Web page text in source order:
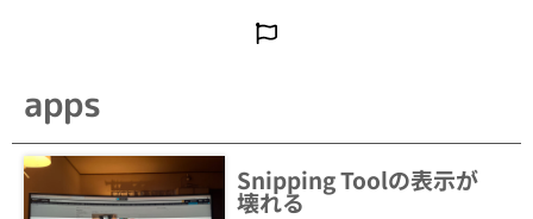
apps
Snipping Toolの表示が
壊れる